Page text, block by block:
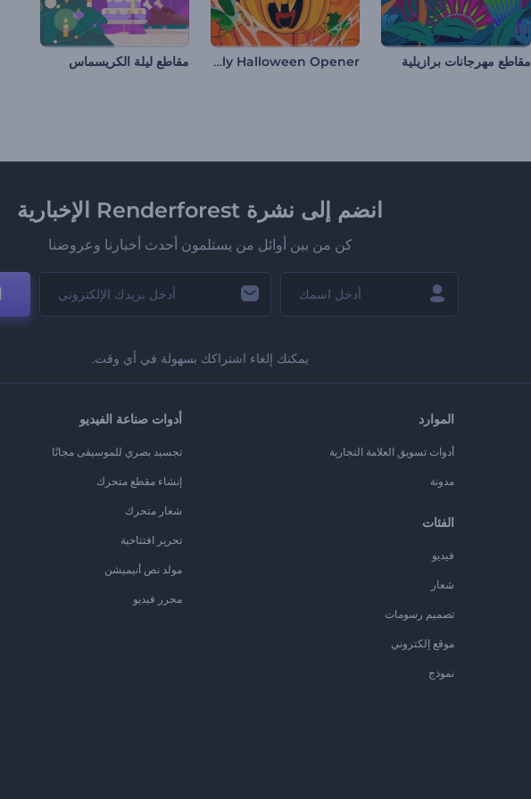
مقاطع مهرجانات برازيلية Ghostly Halloween Opener مقاطع ليلة الكريسماس
انضم إلى نشرة Renderforest الإخبارية
كن من بين أوائل من يستلمون أحدث أخبارنا وعروضنا
يمكنك إلغاء اشتراكك بسهولة في أي وقت.
الموارد
أدوات تسويق العلامة التجارية
مدونة
الفئات
فيديو
شعار
تصميم رسومات
موقع إلكتروني
نموذج
أدوات صناعة الفيديو
تجسيد بصري للموسيقى مجانًا
إنشاء مقطع متحرك
شعار متحرك
تحرير افتتاحية
مولد نص أنيميشن
محرر فيديو